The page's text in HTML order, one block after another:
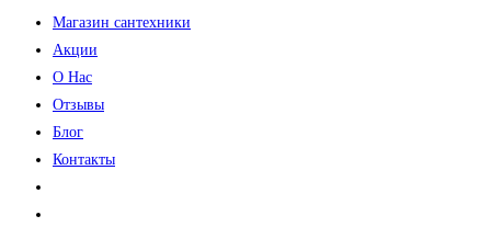
Магазин сантехники
Акции
О Нас
Отзывы
Блог
Контакты